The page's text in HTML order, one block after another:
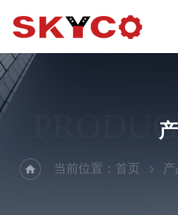
当前位置：首页